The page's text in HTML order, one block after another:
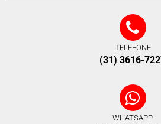
TELEFONE
(31) 3616-
WHATSAPP